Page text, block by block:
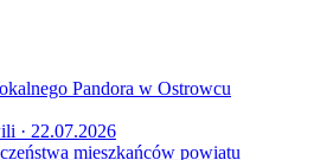
Pandora w Ostrowcu
· 22.07.2026
mieszkańców powiatu